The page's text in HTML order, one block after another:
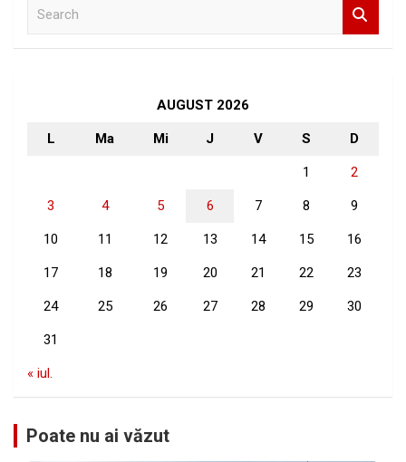
AUGUST 2026
L Ma Mi J V S D
1 2
3 4 5 6 7 8 9
10 11 12 13 14 15 16
17 18 19 20 21 22 23
24 25 26 27 28 29 30
31
« iul.
Poate nu ai văzut